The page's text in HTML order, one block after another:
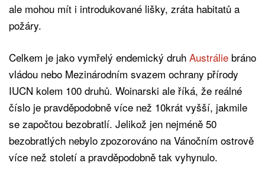
ale mohou mít i introdukované lišky, zráta habitatů a
požáry.
Celkem je jako vymřelý endemický druh Austrálie bráno
vládou nebo Mezinárodním svazem ochrany přírody
IUCN kolem 100 druhů. Woinarski ale říká, že reálné
číslo je pravděpodobně více než 10krát vyšší, jakmile
se započtou bezobratlí. Jelikož jen nejméně 50
bezobratlých nebylo zpozorováno na Vánočním ostrově
více než století a pravděpodobně tak vyhynulo.